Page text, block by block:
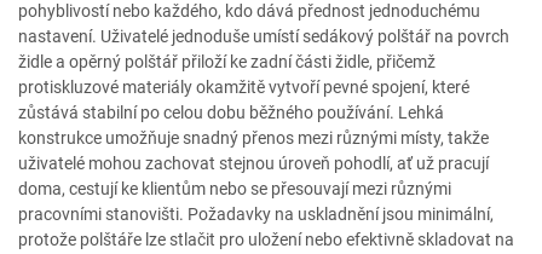
pohyblivostí nebo každého, kdo dává přednost jednoduchému
nastavení. Uživatelé jednoduše umístí sedákový polštář na povrch
židle a opěrný polštář přiloží ke zadní části židle, přičemž
protiskluzové materiály okamžitě vytvoří pevné spojení, které
zůstává stabilní po celou dobu běžného používání. Lehká
konstrukce umožňuje snadný přenos mezi různými místy, takže
uživatelé mohou zachovat stejnou úroveň pohodlí, ať už pracují
doma, cestují ke klientům nebo se přesouvají mezi různými
pracovními stanovišti. Požadavky na uskladnění jsou minimální,
protože polštáře lze stlačit pro uložení nebo efektivně skladovat na